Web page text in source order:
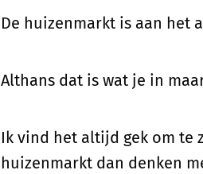
De huizenmarkt is aan het
Althans dat is wat je in
Ik vind het altijd gek om te
huizenmarkt dan denken